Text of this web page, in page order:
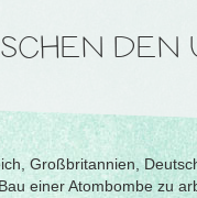
DEN
Großbritannien,
einer Atombombe zu